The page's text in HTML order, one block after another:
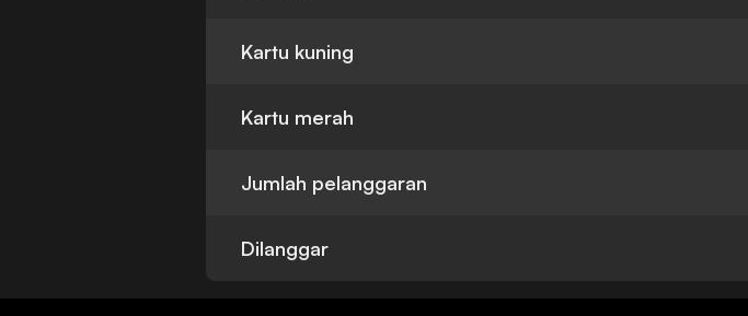
Kartu kuning
Kartu merah
Jumlah pelanggaran
Dilanggar